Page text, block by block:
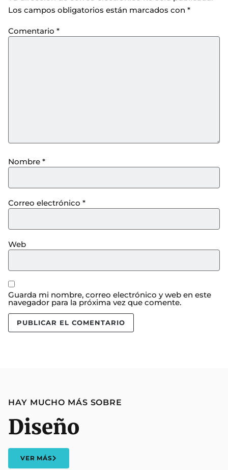
Los campos obligatorios están marcados con *
Comentario *
Nombre *
Correo electrónico *
Web
Guarda mi nombre, correo electrónico y web en este
navegador para la próxima vez que comente.
HAY MUCHO MÁS SOBRE
Diseño
VER MÁS